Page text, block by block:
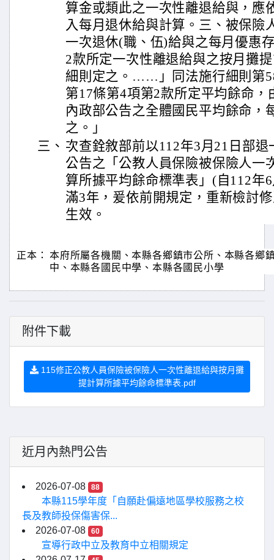
算金或類此之一次性離退給與，應
入每月退休給與計算。三、被保險
一次退休(職、伍)給與之每月優惠
2款所定一次性離退給與之按月攤
細則定之。……」同法施行細則第
第17條第4項第2款所定平均餘命，
內政部公告之全體國民平均餘命，
之。」
三、 次查銓敘部前以112年3月21日部
公告之「公教人員保險被保險人一
算所據平均餘命標準表」(自112年
滿3年，爰依前開規定，重新檢討
生效。
正本： 本府所屬各機關、本縣各鄉鎮市公所、本縣各鄉
中、本縣各國民中學、本縣各國民小學
附件下載
115修正公教人員保險被保險人一次性離退給與按月攤
提計算所據平均餘命標準表.pdf
近月內熱門公告
2026-07-08 88
本縣115學年度「自願赴偏遠地區學校服務之校
長及教師投保傷害保...
2026-07-08
60
宣導行政中立及教育中立相關規定